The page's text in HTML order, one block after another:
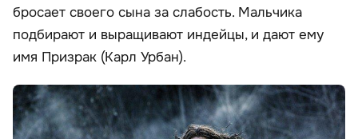
бросает своего сына за слабость. Мальчика
подбирают и выращивают индейцы, и дают ему
имя Призрак (Карл Урбан).